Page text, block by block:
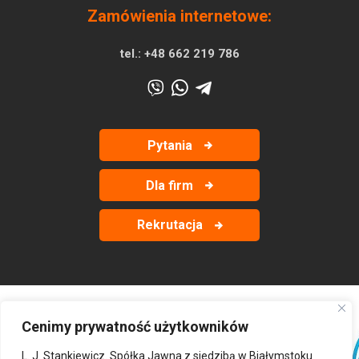
Cenimy prywatność użytkowników
L. J. Stankiewicz. Spółka Jawna z siedzibą w Białymstoku
Zamówienia internetowe:
tel.: +48 662 219 786
Pytania
Dla firm
Rekrutacja